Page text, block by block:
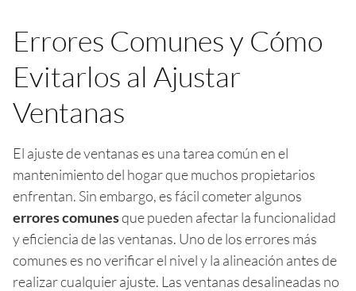
Errores Comunes y Cómo
Evitarlos al Ajustar
Ventanas
El ajuste de ventanas es una tarea común en el
mantenimiento del hogar que muchos propietarios
enfrentan. Sin embargo, es fácil cometer algunos
errores comunesque pueden afectar la funcionalidad
y eficiencia de las ventanas. Uno de los errores más
comunes es no verificar el nivel y la alineación antes de
realizar cualquier ajuste. Las ventanas desalineadas no